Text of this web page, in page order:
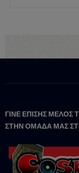
ΓΙΝΕ ΕΠΙΣΗΣ ΜΕΛΟΣ
ΣΤΗΝ ΟΜΑΔΑ ΜΑΣ